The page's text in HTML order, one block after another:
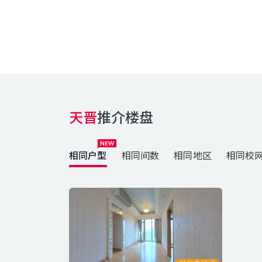
天晋推介楼盘
相同户型 相同间数 相同地区 相同校